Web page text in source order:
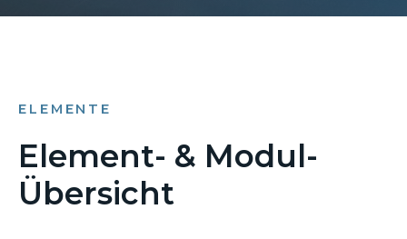
ELEMENTE
Element- & Modul-
Übersicht